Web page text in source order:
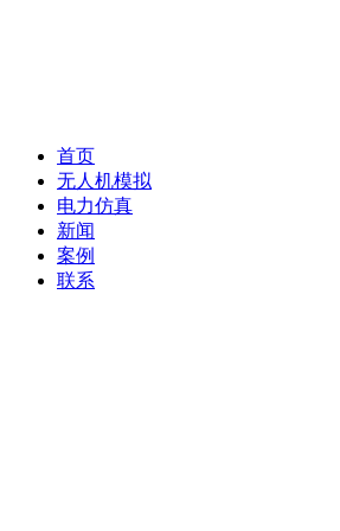
首页
无人机模拟
电力仿真
新闻
案例
联系